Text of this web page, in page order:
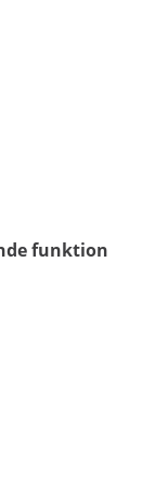
funktion